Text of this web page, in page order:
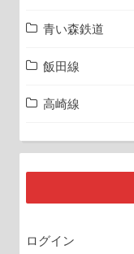
青い森鉄道
飯田線
高崎線
ログイン